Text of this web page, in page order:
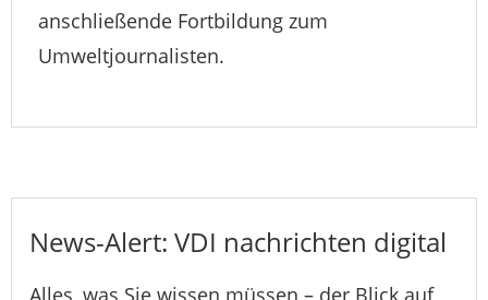
anschließende Fortbildung zum
Umweltjournalisten.
News-Alert: VDI nachrichten digital
Alles, was Sie wissen müssen – der Blick auf